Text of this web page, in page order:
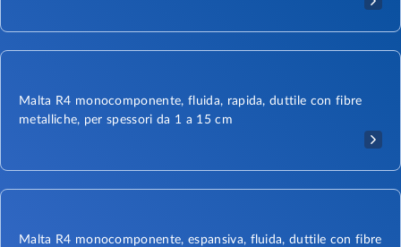
Malta R4 monocomponente, fluida, rapida, duttile con fibre
metalliche, per spessori da 1 a 15 cm
Malta R4 monocomponente, espansiva, fluida, duttile con fibre